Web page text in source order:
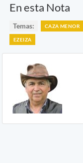
En esta Nota
Temas: CAZA MENOR
EZEIZA